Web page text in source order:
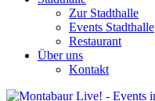
Zur Stadthalle
Events Stadthalle
Restaurant
Über uns
Kontakt